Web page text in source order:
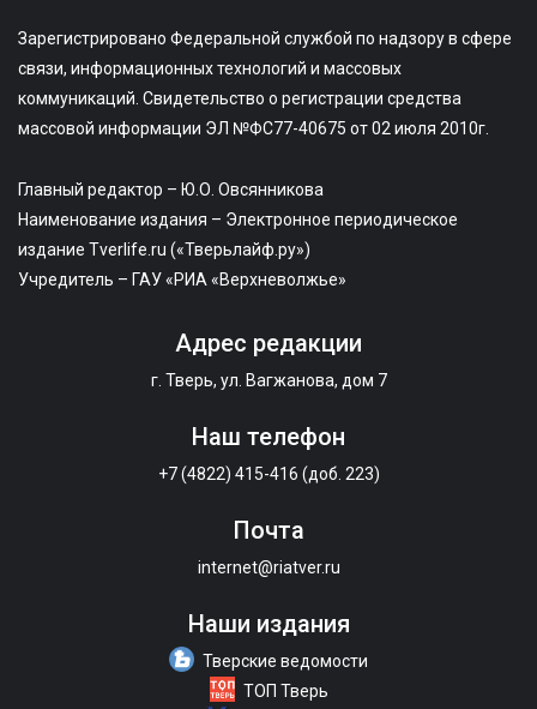
Зарегистрировано Федеральной службой по надзору в сфере
связи, информационных технологий и массовых
коммуникаций. Свидетельство о регистрации средства
массовой информации ЭЛ №ФС77-40675 от 02 июля 2010г.
Главный редактор – Ю.О. Овсянникова
Наименование издания – Электронное периодическое
издание Tverlife.ru («Тверьлайф.ру»)
Учредитель – ГАУ «РИА «Верхневолжье»
Адрес редакции
г. Тверь, ул. Вагжанова, дом 7
Наш телефон
+7 (4822) 415-416 (доб. 223)
Почта
internet@riatver.ru
Наши издания
Тверские ведомости
ТОП Тверь